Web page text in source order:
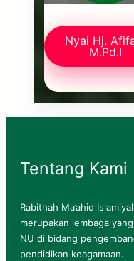
Nyai Hj.
M.Pd.I
Tentang Kami
Rabithah Ma’ahid
merupakan lembaga
NU di bidang
pendidikan keagamaan.